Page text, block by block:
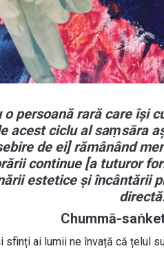
o persoană rară care își
acest ciclu al saṃsāra
de ei] rămânând
continue [a tuturor
estetice și încântării
Chummā-
ai lumii ne învață că țelul